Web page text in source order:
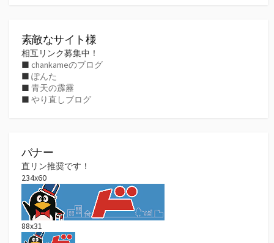
素敵なサイト様
相互リンク募集中！
■ chankameのブログ
■ ぽんた
■ 青天の霹靂
■ やり直しブログ
バナー
直リン推奨です！
234x60
88x31